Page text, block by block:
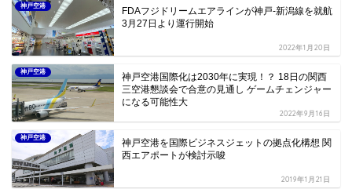
神戸空港
FDAフジドリームエアラインが神戸-新潟線を就航
3月27日より運行開始
2022年1月20日
神戸空港
神戸空港国際化は2030年に実現！？ 18日の関西
三空港懇談会で合意の見通し ゲームチェンジャー
になる可能性大
2022年9月16日
神戸空港
神戸空港を国際ビジネスジェットの拠点化構想 関
西エアポートが検討示唆
2019年1月21日